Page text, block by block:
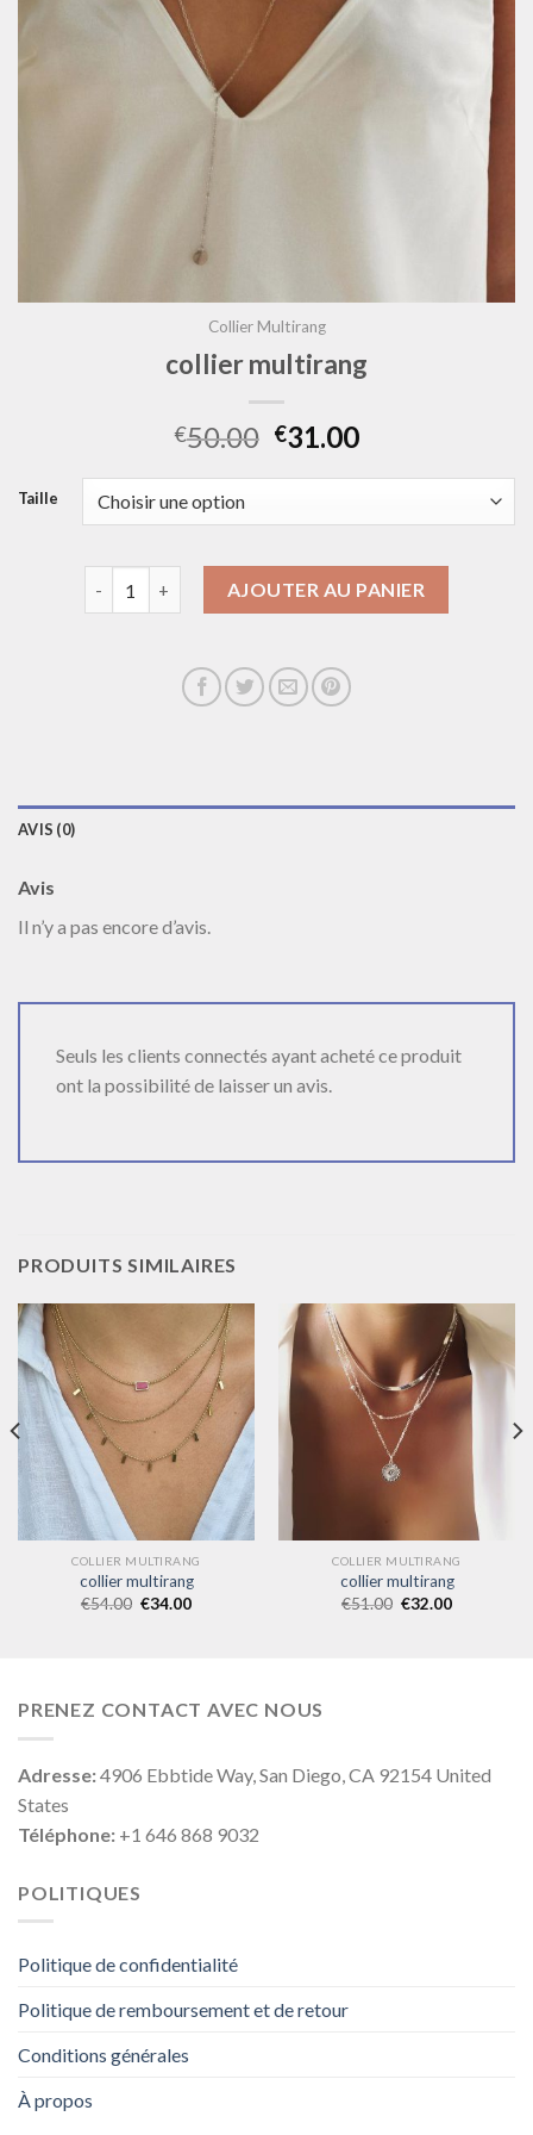
Collier Multirang
collier multirang
€50.00 €31.00
Taille
AJOUTER AU PANIER
AVIS (0)
Avis
Il n’y a pas encore d’avis.
Seuls les clients connectés ayant acheté ce produit
ont la possibilité de laisser un avis.
PRODUITS SIMILAIRES
COLLIER MULTIRANG
collier multirang
€54.00 €34.00
COLLIER MULTIRANG
collier multirang
€51.00 €32.00
PRENEZ CONTACT AVEC NOUS
Adresse:4906 Ebbtide Way, San Diego, CA 92154 United
States
Téléphone: +1 646 868 9032
POLITIQUES
Politique de confidentialité
Politique de remboursement et de retour
Conditions générales
À propos